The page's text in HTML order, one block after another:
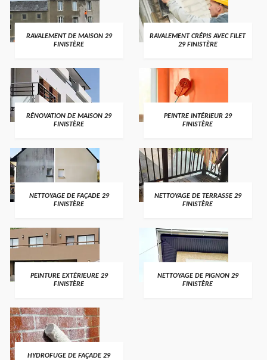
RAVALEMENT DE MAISON 29
FINISTÈRE
RAVALEMENT CRÉPIS AVEC FILET
29 FINISTÈRE
RÉNOVATION DE MAISON 29
FINISTÈRE
PEINTRE INTÉRIEUR 29
FINISTÈRE
NETTOYAGE DE FAÇADE 29
FINISTÈRE
NETTOYAGE DE TERRASSE 29
FINISTÈRE
PEINTURE EXTÉRIEURE 29
FINISTÈRE
NETTOYAGE DE PIGNON 29
FINISTÈRE
HYDROFUGE DE FAÇADE 29